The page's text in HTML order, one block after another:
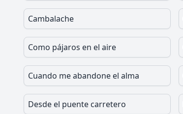
Cambalache
Como pájaros en el aire
Cuando me abandone el alma
Desde el puente carretero